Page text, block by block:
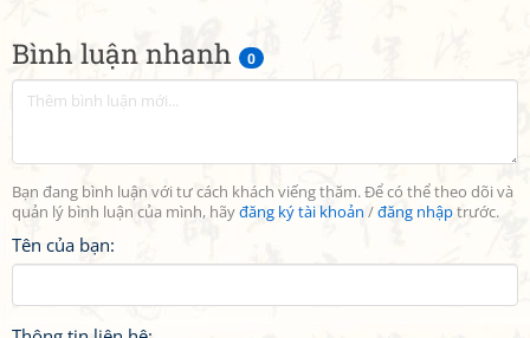
Bình luận nhanh 0
Bạn đang bình luận với tư cách khách viếng thăm. Để có thể theo dõi và
quản lý bình luận của mình, hãyđăng ký tài khoản /đăng nhậptrước.
Tên của bạn: